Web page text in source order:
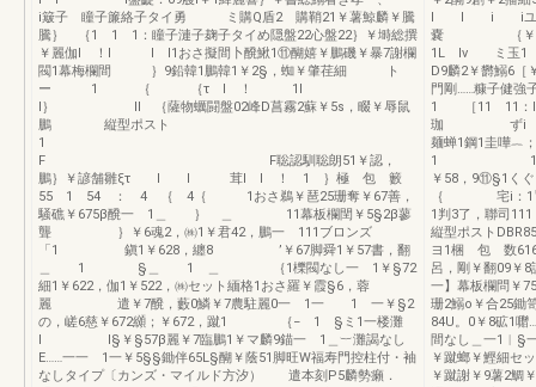
i簸子 瞳子簾絡子タイ勇 ミ購Q盾2 購鞘21￥薯鯨麟￥騰
騰｝ ｛1 1 1：瞳子漣子麹子タイめ隠盤22心盤22｝￥塒総撰
￥麗伽l ！l l l1おさ擬間卜醗鰍1⑪醐嬉￥鵬磯￥暴7謝欄
閥1幕梅欄間 ｝9鉛韓1鵬韓1￥2§，蜘￥肇荏細 ト
ー 1 ｛ ｛τ l ！ 1l
l｝ ll ｛薩物蠣闘盤02峰D菖霧2蘇￥5s，畷￥辱鼠
鵬 縦型ポスト
1
F F聡認馴聡朗51￥認，
鵬｝￥諺舗雛ξτ l l 茸l l ！ 1 ｝極 包 籔
55 1 54 ： 4 ｛ 4｛ 1おさ鵜￥琶25珊奪￥67善，
騒礁￥675β醗一 1＿ ｝ ＿ 11幕板欄閏￥5§2β蓼
聾 ｝￥6魂2，㈱1￥君42，鵬一 111ブロンズ
「1 鎭1￥628，纏8 ’￥67脚舜1￥57書，翻
＿ 1 §＿ 1 ＿ ｛1櫟閥なし一 1￥§72
細1￥622，伽1￥522，㈱セット緬格1おさ羅￥霞§6，蓉
麗 遣￥7醗，藪0鱗￥7農駐麗0一 1一 1 一￥§2
の，嵯6慈￥672纐；￥672，蹴1 ｛− 1 §ミ1一楼灘
l l§￥§57β麗￥7臨鵬1￥マ麟9錨一 1＿︸灘謁なし
E……一一 1一￥5§§鋤伴65L§醐￥蔭51脚旺W福寿門控柱付・袖
なしタイプ〔カンズ・マイルド方汐） 遣本刻P5麟勢癩．
l l i iユ睡子縷
嚢 ｛￥
1L lv ミ玉1 i
D9麟2￥欝鰯
門剛……糠子健強
1 ［11 11：l
珈 ずi l ．
麺蝉1鋼1
1 1ll︷ミ1鋳
￥58，9⑪§1く
｛ 宅i：1旨
1判3了
縦型ポスト
ヨ1梱 包 数
呂，剛￥翻09￥
一】幕板欄問￥
珊2鰯o￥合25
84U。0￥8砿1
間なし＿一1︳§
￥蹴螂￥鰹細セ
￥蹴謝￥9薯2鯛